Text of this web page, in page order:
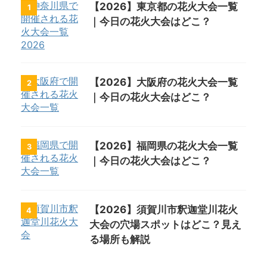
1
【2026】東京都の花火大会一覧
｜今日の花火大会はどこ？
2
【2026】大阪府の花火大会一覧
｜今日の花火大会はどこ？
3
【2026】福岡県の花火大会一覧
｜今日の花火大会はどこ？
4
【2026】須賀川市釈迦堂川花火
大会の穴場スポットはどこ？見え
る場所も解説